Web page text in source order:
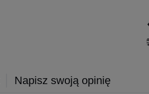
Napisz swoją opinię